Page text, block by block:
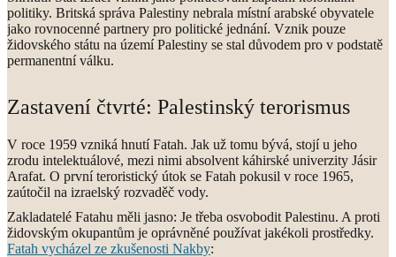
politiky. Britská správa Palestiny nebrala místní arabské obyvatele
jako rovnocenné partnery pro politické jednání. Vznik pouze
židovského státu na území Palestiny se stal důvodem pro v podstatě
permanentní válku.
Zastavení čtvrté: Palestinský terorismus
V roce 1959 vzniká hnutí Fatah. Jak už tomu bývá, stojí u jeho
zrodu intelektuálové, mezi nimi absolvent káhirské univerzity Jásir
Arafat. O první teroristický útok se Fatah pokusil v roce 1965,
zaútočil na izraelský rozvaděč vody.
Zakladatelé Fatahu měli jasno: Je třeba osvobodit Palestinu. A proti
židovským okupantům je oprávněné používat jakékoli prostředky.
Fatah vycházel ze zkušenosti Nakby: